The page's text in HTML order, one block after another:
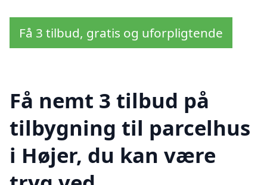
Få 3 tilbud, gratis og uforpligtende
Få nemt 3 tilbud på
tilbygning til parcelhus
i Højer, du kan være